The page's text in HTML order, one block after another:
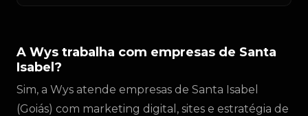
A Wys trabalha com empresas de Santa
Isabel?
Sim, a Wys atende empresas de Santa Isabel
(Goiás) com marketing digital, sites e estratégia de